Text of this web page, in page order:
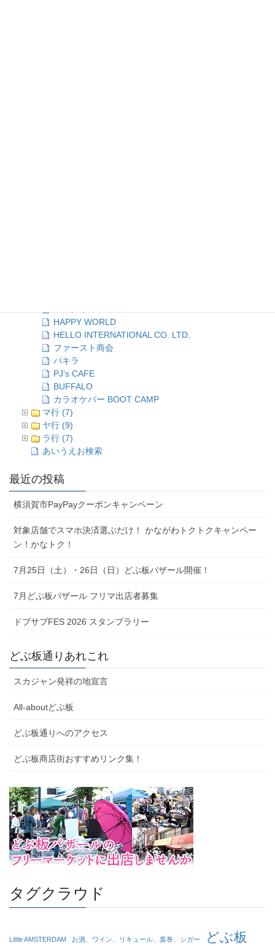
HAPPY WORLD
HELLO INTERNATIONAL CO. LTD.
ファースト商会
パキラ
PJ’s CAFE
BUFFALO
カラオケバー BOOT CAMP
マ行 (7)
ヤ行 (9)
ラ行 (7)
あいうえお検索
最近の投稿
横須賀市PayPayクーポンキャンペーン
対象店舗でスマホ決済選ぶだけ！ かながわトクトクキャンペー
ン！かなトク！
7月25日（土）・26日（日）どぶ板バザール開催！
7月どぶ板バザール フリマ出店者募集
ドブサブFES 2026 スタンプラリー
どぶ板通りあれこれ
スカジャン発祥の地宣言
All-aboutどぶ板
どぶ板通りへのアクセス
どぶ板商店街おすすめリンク集！
タグクラウド
Little AMSTERDAM お酒、ワイン、リキュール、葉巻、シガー
どぶ板